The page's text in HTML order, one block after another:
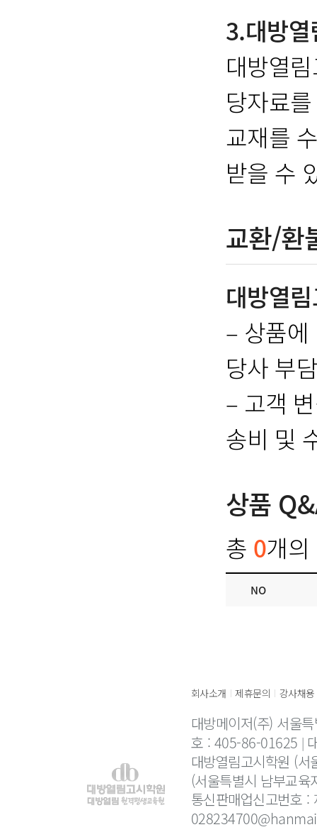
3.대방
대방열
당자료
교재를
받을 수
교환/환
대방열
– 상품
당사 부
– 고객
송비 및
상품
총 0개
NO
회사소개 | 제휴문의 | 강사채용
대방메이저(주) 서울
호 : 405-86-01625
대방열림고시학원 (
(서울특별시 남부교
통신판매업신고번호